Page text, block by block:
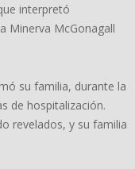
interpretó
Minerva McGonagall
su familia, durante la
de hospitalización.
revelados, y su familia